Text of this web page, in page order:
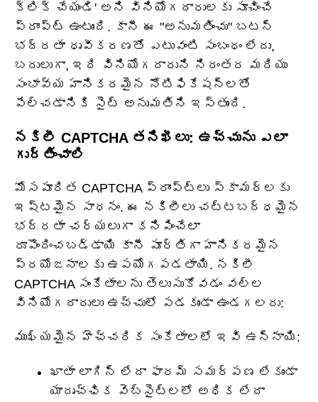
క్లిక్ చేయండి' అని వినియోగదారులకు సూచించే
ప్రాంప్ట్ ఉంటుంది. కానీ ఈ "అనుమతించు" బటన్
భద్రతా ధృవీకరణతో ఎటువంటి సంబంధం లేదు,
బదులుగా, ఇది వినియోగదారుని నిరంతర మరియు
సంభావ్య హానికరమైన నోటిఫికేషన్‌లతో
పేల్చడానికి సైట్ అనుమతిని ఇస్తుంది.
నకిలీ CAPTCHA తనిఖీలు: ఉచ్చును ఎలా
గుర్తించాలి
మోసపూరిత CAPTCHA ప్రాంప్ట్‌లు స్కామర్‌లకు
ఇష్టమైన సాధనం. ఈ నకిలీలు చట్టబద్ధమైన
భద్రతా చర్యలుగా కనిపించేలా
రూపొందించబడ్డాయి కానీ పూర్తిగా హానికరమైన
ప్రయోజనాలకు ఉపయోగపడతాయి. నకిలీ
CAPTCHA సంకేతాలను తెలుసుకోవడం వల్ల
వినియోగదారులు ఉచ్చులో పడకుండా ఉండగలరు:
ముఖ్యమైన హెచ్చరిక సంకేతాలలో ఇవి ఉన్నాయి:
ఖాతా లాగిన్ లేదా ఫారమ్ సమర్పణ లేకుండా
యాదృచ్ఛిక వెబ్‌సైట్‌లలో అధిక లేదా